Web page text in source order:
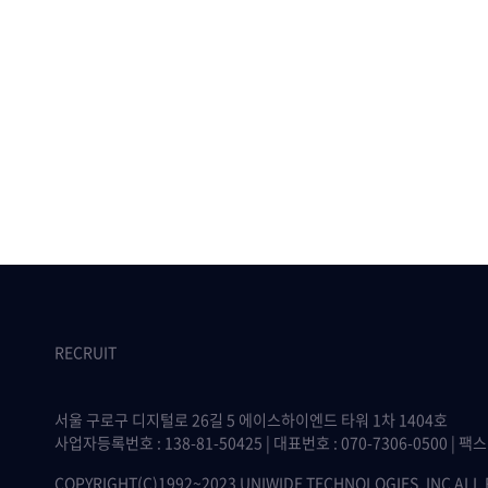
RECRUIT
서울 구로구 디지털로 26길 5 에이스하이엔드 타워 1차 1404호
사업자등록번호 : 138-81-50425 | 대표번호 : 070-7306-0500 | 팩
COPYRIGHT(C)1992~2023 UNIWIDE TECHNOLOGIES, INC ALL